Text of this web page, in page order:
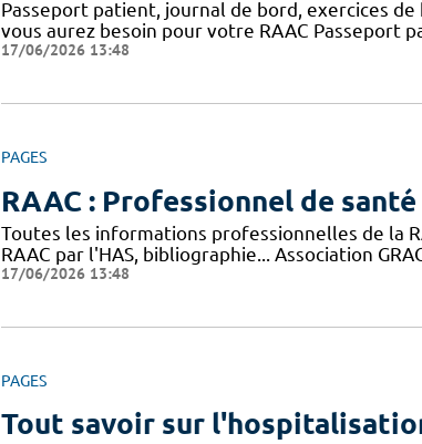
Passeport patient, journal de bord, exercices
vous aurez besoin pour votre RAAC Passeport
17/06/2026 13:48
PAGES
RAAC : Professionnel de santé
Toutes les informations professionnelles de la
RAAC par l'HAS, bibliographie... Association
17/06/2026 13:48
PAGES
Tout savoir sur